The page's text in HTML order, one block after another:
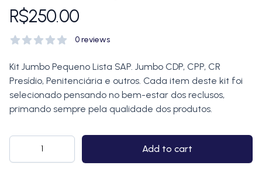
Detalhes do Kit Jumbo
R$250.00
Comentários
0 out of 5 stars
0 reviews
Descrição
Kit Jumbo Pequeno Lista SAP. Jumbo CDP, CPP, CR
Presídio, Penitenciária e outros. Cada item deste kit foi
selecionado pensando no bem-estar dos reclusos,
primando sempre pela qualidade dos produtos.
Add to cart